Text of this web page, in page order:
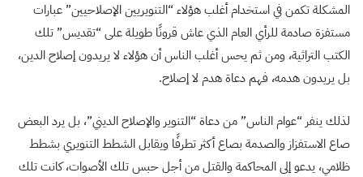
المشكلة تكمن في استخدام أغلب هؤلاء “التنويريين الإصلاحيين” عبارات
مستفزة صادمة للرأي العام الذي عاش قرونًا طويلة على “تقديس” تلك
الكتب التراثية، ومن ثم يحس أغلب الناس أن هؤلاء لا يريدون إصلاح الدين،
بل يريدون هدمه، فهم دعاة هدم لا إصلاح.
لذلك ينفر “عوام الناس” من دعاة “التنوير والإصلاح الديني”، بل يرد البعض
صاع الاستفزاز والصدمة بصاع أكثر تطرفًا ويقابل الشطط التنويري بشطط
ظلامي، يدعو إلى المحاكمة والقتل من أجل حبس تلك الأصوات، كانت تلك